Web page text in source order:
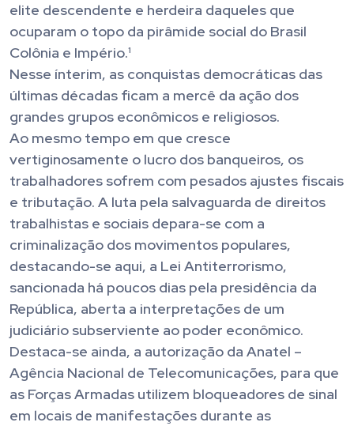
elite descendente e herdeira daqueles que
ocuparam o topo da pirâmide social do Brasil
Colônia e Império.¹
Nesse ínterim, as conquistas democráticas das
últimas décadas ficam a mercê da ação dos
grandes grupos econômicos e religiosos.
Ao mesmo tempo em que cresce
vertiginosamente o lucro dos banqueiros, os
trabalhadores sofrem com pesados ajustes fiscais
e tributação. A luta pela salvaguarda de direitos
trabalhistas e sociais depara-se com a
criminalização dos movimentos populares,
destacando-se aqui, a Lei Antiterrorismo,
sancionada há poucos dias pela presidência da
República, aberta a interpretações de um
judiciário subserviente ao poder econômico.
Destaca-se ainda, a autorização da Anatel –
Agência Nacional de Telecomunicações, para que
as Forças Armadas utilizem bloqueadores de sinal
em locais de manifestações durante as